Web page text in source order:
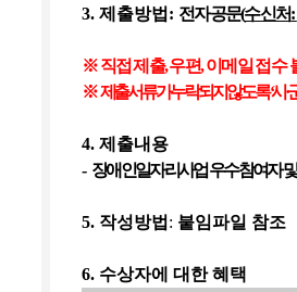
3. 제출방법 : 전자공문(수신처:
※직접 제출,우편,이메일 접수
※제출서류가 누락되지 않도록‘시 ·
4. 제출내용
- 장애인일자리사업 우수참여자
5. 작성방법 : 붙임파일 참조
6. 수상자에 대한 혜택